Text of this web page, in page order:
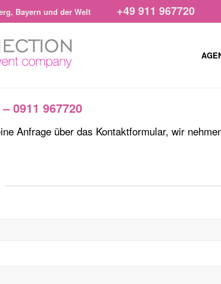
Bayern und der Welt +49 911 967720
0911 967720
Anfrage über das Kontaktformular, wir